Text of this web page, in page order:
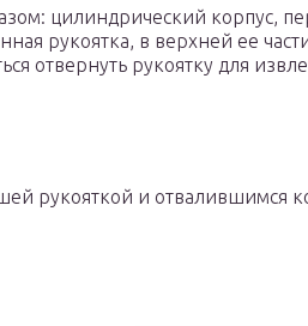
цилиндрический корпус,
рукоятка, в верхней ее
отвернуть рукоятку для
рукояткой и отвалившимся